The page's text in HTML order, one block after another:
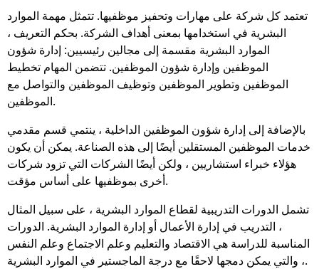
تعتمد كل شركة على مهارات وتحفيز موظفيها. تتمثل مهمة الموارد
البشرية في استخدامها بمعنى أهداف الشركة. بحكم التعريف ،
الموارد البشرية مقسمة إلى مجالين رئيسيين: إدارة شؤون
الموظفين وإدارة شؤون الموظفين. تتضمن المهام تخطيط
الموظفين وتطوير الموظفين وتوظيف الموظفين والتواصل مع
الموظفين.
بالإضافة إلى إدارة شؤون الموظفين الداخلية ، ينتمي قسم مقدمي
خدمات الموظفين المستقلين أيضًا إلى هذه الصناعة. يمكن أن يكون
هؤلاء خبراء استشاريين ، ولكن أيضًا الشركات التي تزود شركات
أخرى بموظفيها على أساس مؤقت.
تشمل الدورات التدريبية لقطاع الموارد البشرية ، على سبيل المثال
، التدريب في إدارة الأعمال أو إدارة الموارد البشرية. الدورات
المناسبة للدراسة هي الاقتصاد والتعليم وعلم الاجتماع وعلم النفس
، والتي يمكن دمجها لاحقًا مع درجة الماجستير في الموارد البشرية.